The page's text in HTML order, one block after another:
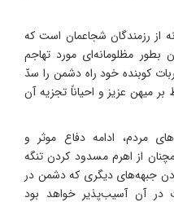
از رزمندگان شجاعمان است که
مظلومانه‌ای مورد تهاجم
کوبنده خود راه دشمن را سدّ
بر میهن عزیز و احیاناً تجزیه آن
مردم، ادامه دفاع موثر و
از اهرم مسدود کردن تنگه
جبهه‌های دیگری که دشمن در
در آن آسیب‌پذیر خواهد بود